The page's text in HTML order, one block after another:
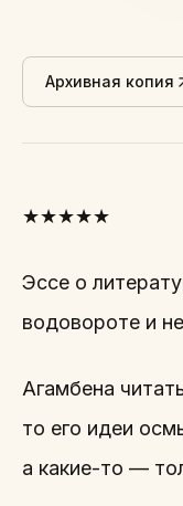
Архивная копия
★★★★★
Эссе о
водовороте и
Агамбена
то его идеи
а какие-то —